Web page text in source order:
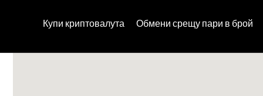
Купи криптовалута Обмени срещу пари в брой